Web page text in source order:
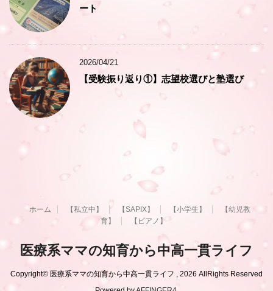
ート
2026/04/21
【受験振り返り①】志望校選びと塾選び
ホーム 【私立中】 【SAPIX】 【小学生】
【幼児教
育】
【ピアノ】
医療系ママの知育から中高一貫ライフ
Copyright© 医療系ママの知育から中高一貫ライフ , 2026 AllRights Reserved